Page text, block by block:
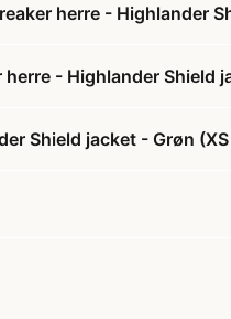
herre - Highlander
- Highlander Shield
Shield jacket - Grøn